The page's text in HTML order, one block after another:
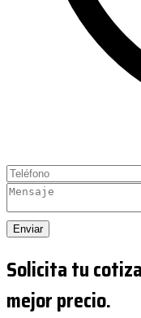
Enviar
Solicita tu
mejor precio.